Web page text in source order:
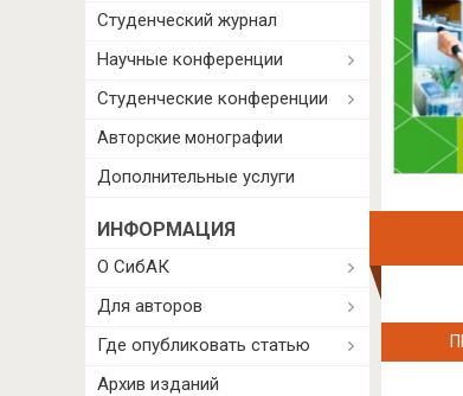
Студенческий журнал
Научные конференции
Студенческие конференции
Авторские монографии
Дополнительные услуги
ИНФОРМАЦИЯ
О СибАК
Для авторов
Где опубликовать статью
Архив изданий